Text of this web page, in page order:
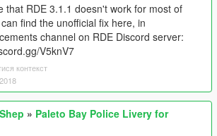
that RDE 3.1.1 doesn't work for most of
find the unofficial fix here, in
channel on RDE Discord server:
V5knV7
контекст
» Paleto Bay Police Livery for